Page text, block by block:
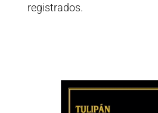
registrados.